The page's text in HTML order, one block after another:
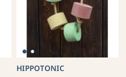
HIPPOTONIC